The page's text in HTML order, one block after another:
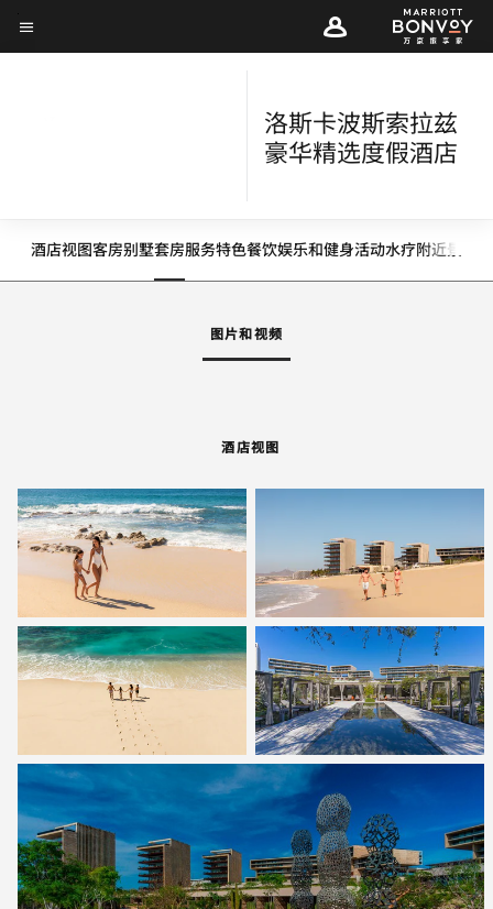
Skip
to菜单文本
洛斯卡波斯索拉兹
豪华精选度假酒店
向左箭头
酒店视图客房别墅套房服务特色餐饮娱乐和健身活动水疗附近景点
图片和视频
酒店视图